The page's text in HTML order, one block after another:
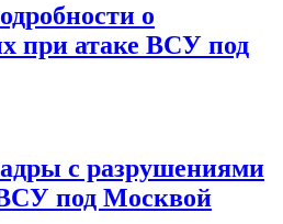
о
при атаке ВСУ под
с разрушениями
под Москвой